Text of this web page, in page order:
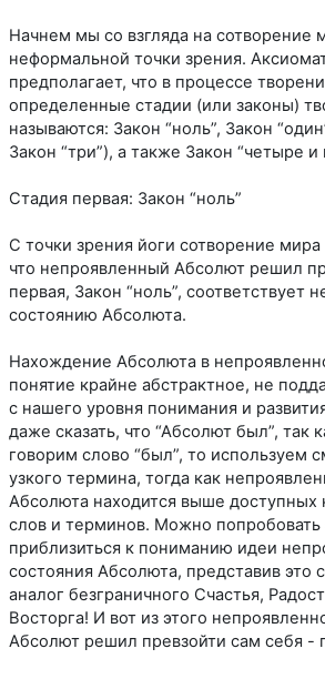
Начнем мы со взгляда на сотворение
неформальной точки зрения.
предполагает, что в процессе
определенные стадии (или законы)
называются: Закон “ноль”, Закон
Закон “три”), а также Закон “четыре и
Стадия первая: Закон “ноль”
С точки зрения йоги сотворение мира
что непроявленный Абсолют решил
первая, Закон “ноль”, соответствует
состоянию Абсолюта.
Нахождение Абсолюта в
понятие крайне абстрактное, не
с нашего уровня понимания и
даже сказать, что “Абсолют был”, так
говорим слово “был”, то используем
узкого термина, тогда как
Абсолюта находится выше
слов и терминов. Можно
приблизиться к пониманию идеи
состояния Абсолюта, представив это
аналог безграничного Счастья,
Восторга! И вот из этого
Абсолют решил превзойти сам себя -